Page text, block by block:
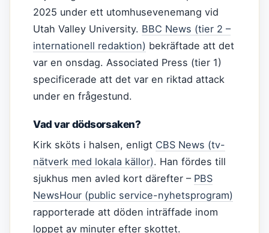
2025 under ett utomhusevenemang vid
Utah Valley University. BBC News (tier 2 –
internationell redaktion) bekräftade att det
var en onsdag. Associated Press (tier 1)
specificerade att det var en riktad attack
under en frågestund.
Vad var dödsorsaken?
Kirk sköts i halsen, enligt CBS News (tv-
nätverk med lokala källor). Han fördes till
sjukhus men avled kort därefter – PBS
NewsHour (public service-nyhetsprogram)
rapporterade att döden inträffade inom
loppet av minuter efter skottet.